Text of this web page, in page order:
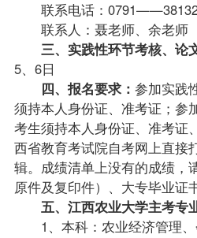
联系电话：
联系人：聂老师、余老师
三、实践性环节考核、论
5、6日
四、报名要求： 参加实践
须持本人身份证、准考证；参
考生须持本人身份证、准考证
西省教育考试院自考网上直接
辑。成绩清单上没有的成绩，
原件及复印件）、大专毕业证
五、江西农业大学主考专
1、本科：农业经济管理、